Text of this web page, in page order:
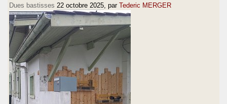
Dues bastisses 22 octobre 2025 , par Tederic MERGER